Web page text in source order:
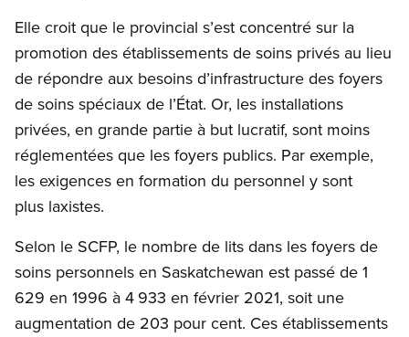
Elle croit que le provincial s’est concentré sur la
promotion des établissements de soins privés au lieu
de répondre aux besoins d’infrastructure des foyers
de soins spéciaux de l’État. Or, les installations
privées, en grande partie à but lucratif, sont moins
réglementées que les foyers publics. Par exemple,
les exigences en formation du personnel y sont
plus laxistes.
Selon le SCFP, le nombre de lits dans les foyers de
soins personnels en Saskatchewan est passé de 1
629 en 1996 à 4 933 en février 2021, soit une
augmentation de 203 pour cent. Ces établissements